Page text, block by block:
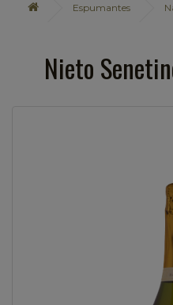
Espumantes
Nieto